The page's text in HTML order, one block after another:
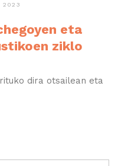
2023
eta
ziklo
dira otsailean eta